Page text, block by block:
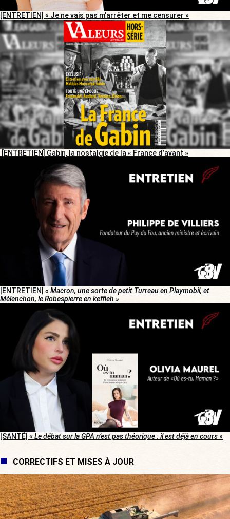
[ENTRETIEN] « Je ne vais pas m’arrêter et me censurer »
[ENTRETIEN] Gabin, la nostalgie de la « France d’avant »
[ENTRETIEN] « Macron, une sorte de petit Turreau en Playmobil, et
Mélenchon, le Robespierre en keffieh »
[SANTÉ] « Le débat sur la GPA n’est pas théorique : il est déjà en cours »
CORRECTIFS ET MISES À JOUR